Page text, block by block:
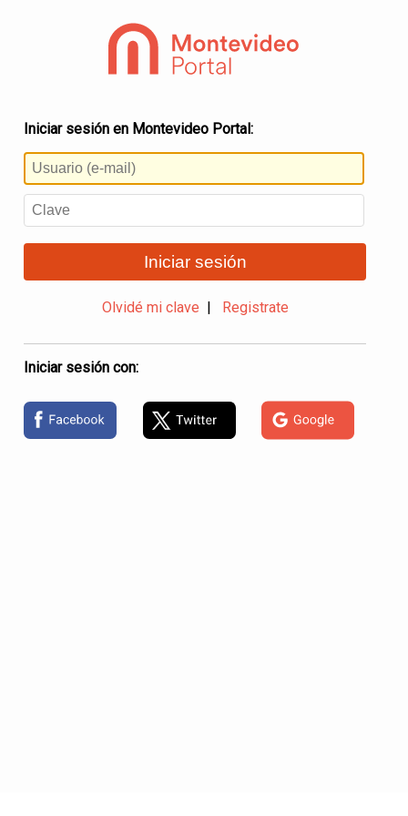
Iniciar sesión en Montevideo Portal:
Iniciar sesión
Olvidé mi clave Registrate
Iniciar sesión con: